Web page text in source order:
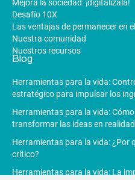
Mejora la sociedad: ¡digitalízala!
Desafío 10X
Las ventajas de permanecer en
Nuestra comunidad
Nuestros recursos
Blog
Herramientas para la vida:
estratégico para impulsar los
Herramientas para la vida:
transformar las ideas en realidad
Herramientas para la vida: ¿Por
crítico?
Herramientas para la vida: La